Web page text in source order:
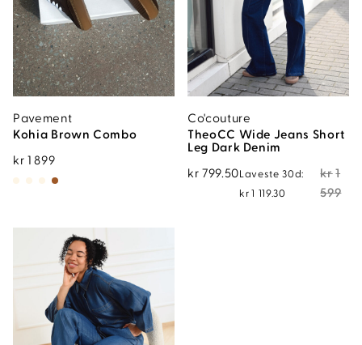
Pavement
Kohia Brown Combo
kr 1 899
Co'couture
TheoCC Wide Jeans Short
Leg Dark Denim
kr1
599
Opprinnelig
kr 799.50
NåværendeLaveste 30d:
kr 1 119.30